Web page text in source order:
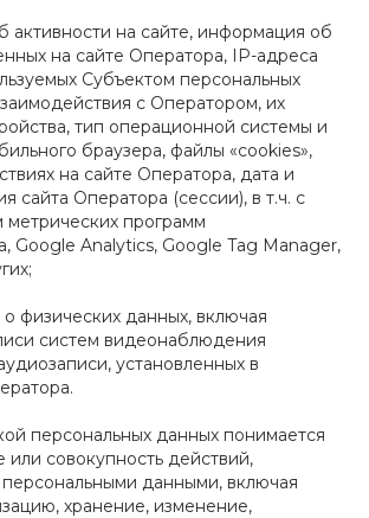
активности на сайте, информация об
на сайте Оператора, IP-адреса
Субъектом персональных
с Оператором, их
тип операционной системы и
браузера, файлы «cookies»,
на сайте Оператора, дата и
сайта Оператора (сессии), в т.ч. с
метрических программ
Google Analytics, Google Tag Manager,
физических данных, включая
систем видеонаблюдения
установленных в
персональных данных понимается
совокупность действий,
данными, включая
хранение, изменение,